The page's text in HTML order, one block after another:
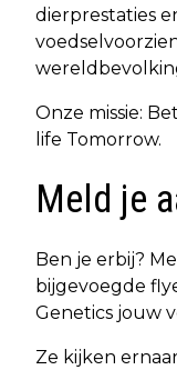
dierprestaties
Onze missie:
life Tomorrow.
Meld je
Ben je erbij?
bijgevoegde
Genetics jouw
Ze kijken